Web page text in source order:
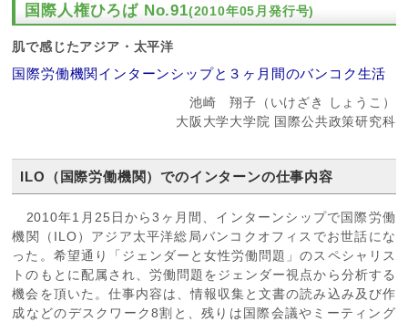
国際人権ひろば No.91(2010年05月発行号)
肌で感じたアジア・太平洋
国際労働機関インターンシップと３ヶ月間のバンコク生活
池崎 翔子（いけざき しょうこ）
大阪大学大学院 国際公共政策研究科
ILO（国際労働機関）でのインターンの仕事内容
2010年1月25日から3ヶ月間、インターンシップで国際労働
機関（ILO）アジア太平洋総局バンコクオフィスでお世話にな
った。希望通り「ジェンダーと女性労働問題」のスペシャリス
トのもとに配属され、労働問題をジェンダー視点から分析する
機会を頂いた。仕事内容は、情報収集と文書の読み込み及び作
成などのデスクワーク8割と、残りは国際会議やミーティング